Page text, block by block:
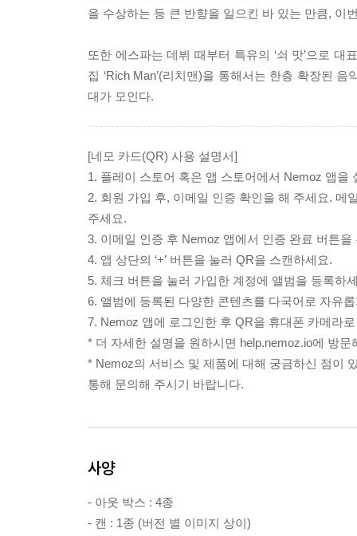
을 수상하는 등 큰 반향을 일으킨 바 있는 만큼, 이
또한 에스파는 데뷔 때부터 특유의 ‘쇠 맛’으로
집 ‘Rich Man’(리치맨)을 통해서는 한층 확장된
대가 모인다.
[네모 카드(QR) 사용 설명서]
1. 플레이 스토어 혹은 앱 스토어에서 Nemoz 앱을
2. 회원 가입 후, 이메일 인증 확인을 해 주세요. 메
주세요.
3. 이메일 인증 후 Nemoz 앱에서 인증 완료 버튼
4. 앱 상단의 ‘+’ 버튼을 눌러 QR을 스캔하세요.
5. 체크 버튼을 눌러 가입한 계정에 앨범을 등록하
6. 앨범에 등록된 다양한 콘텐츠를 다국어로 자유
7. Nemoz 앱에 로그인한 후 QR을 휴대폰 카메라
* 더 자세한 설명을 원하시면 help.nemoz.io에 방문
* Nemoz의 서비스 및 제품에 대해 궁금하신 점이
통해 문의해 주시기 바랍니다.
사양
- 아웃 박스 : 4종
- 캔 : 1종 (버전 별 이미지 상이)